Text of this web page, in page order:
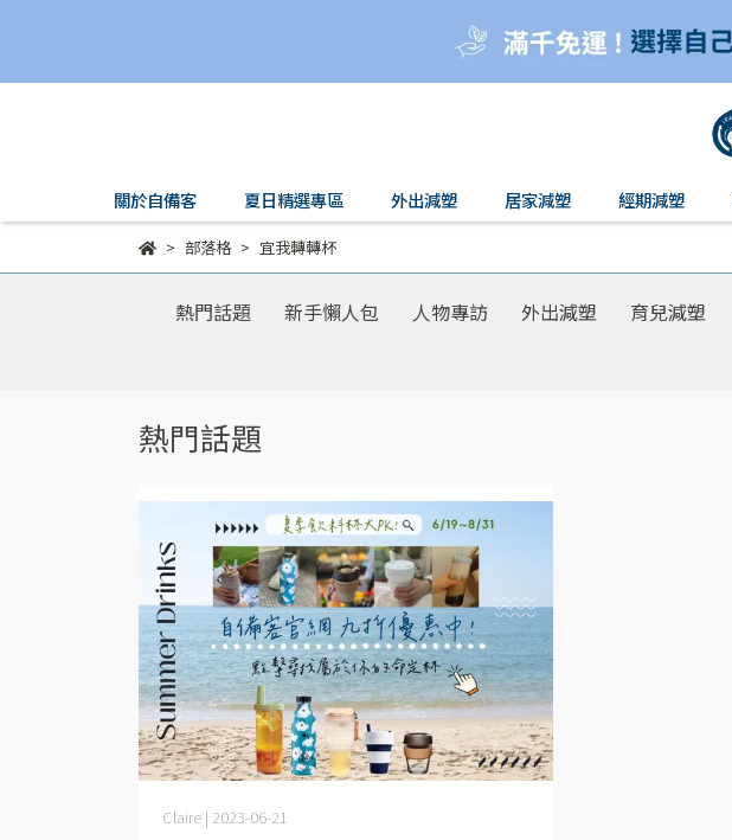
關於自備客 夏日精選專區 外出減塑 居家減塑 經期減塑
部落格 宜我轉轉杯
熱門話題 新手懶人包 人物專訪 外出減塑 育兒減塑
熱門話題
Claire | 2023-06-21